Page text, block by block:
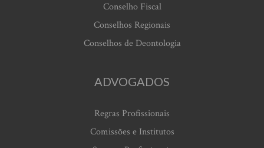
Conselho Fiscal
Conselhos Regionais
Conselhos de Deontologia
ADVOGADOS
Regras Profissionais
Comissões e Institutos